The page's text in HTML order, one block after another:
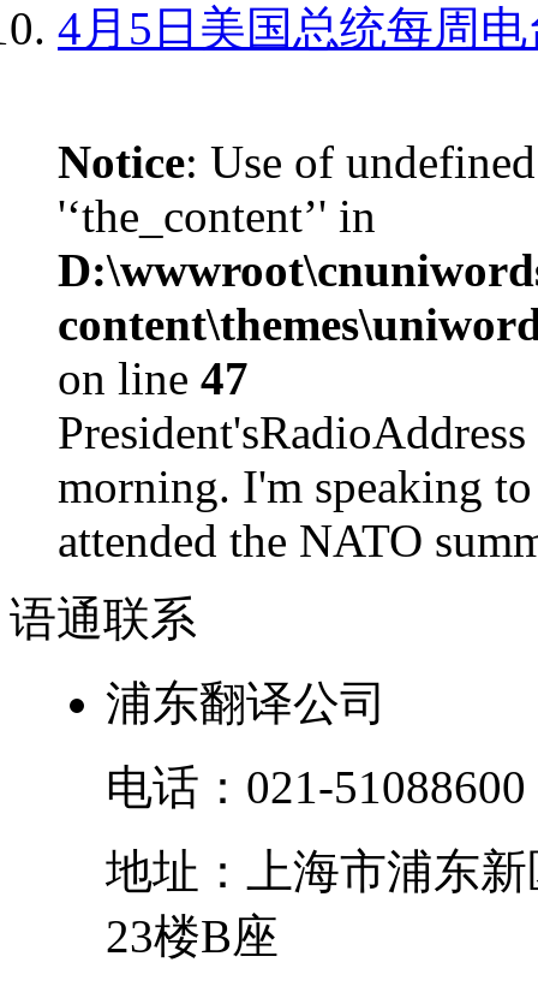
4月5日美国总统每周
Notice: Use of
'‘the_content’' in
on line 47
morning. I'm speaking
attended the NATO
语通联系
浦东翻译公司
电话： 021-51088600
地址：
上海市浦东新
23楼B座